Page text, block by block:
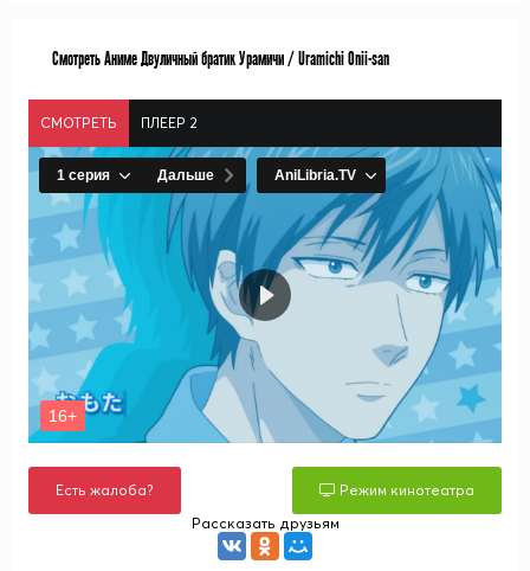
Смотреть Аниме Двуличный братик Урамичи / Uramichi Onii-san
СМОТРЕТЬ ПЛЕЕР 2
Есть жалоба?
Режим кинотеатра
Рассказать друзьям